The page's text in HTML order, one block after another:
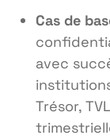
Cas de
avec
Trésor,